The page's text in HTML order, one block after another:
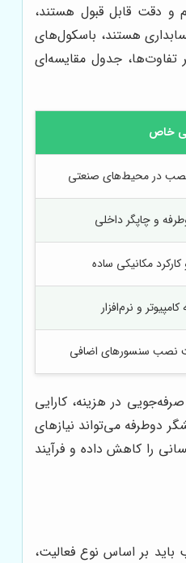
و دقت قابل قبول هستند،
هستند، باسکول‌های
تفاوت‌ها، جدول مقایسه‌ای
خاص
نصب در محیط‌های صنعتی
و چاپگر داخلی
مکانیکی ساده
و نرم‌افزار
نصب سنسورهای اضافی
در هزینه، کارایی
دوطرفه می‌تواند نیازهای
را کاهش داده و فرآیند
بر اساس نوع فعالیت،